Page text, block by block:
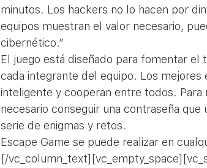
minutos. Los hackers no lo hacen por
equipos muestran el valor necesario,
cibernético.”
El juego está diseñado para fomentar el
cada integrante del equipo. Los
inteligente y cooperan entre todos.
necesario conseguir una contraseña
serie de enigmas y retos.
Escape Game se puede realizar en
[/